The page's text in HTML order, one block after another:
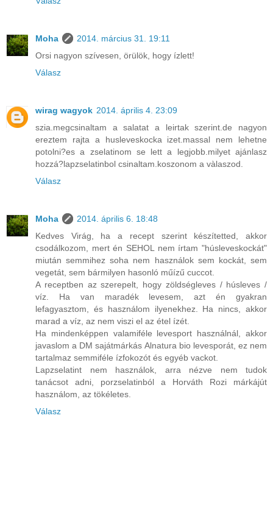
Moha
2014. március 31. 19:11
Orsi nagyon szívesen, örülök, hogy ízlett!
Válasz
wirag wagyok 2014. április 4. 23:09
szia.megcsinaltam a salatat a leirtak szerint.de nagyon
ereztem rajta a husleveskocka izet.massal nem lehetne
potolni?es a zselatinom se lett a legjobb.milyet ajánlasz
hozzá?lapzselatinbol csinaltam.koszonom a vàlaszod.
Válasz
Moha
2014. április 6. 18:48
Kedves Virág, ha a recept szerint készítetted, akkor
csodálkozom, mert én SEHOL nem írtam "húsleveskockát"
miután semmihez soha nem használok sem kockát, sem
vegetát, sem bármilyen hasonló műízű cuccot.
A receptben az szerepelt, hogy zöldségleves / húsleves /
víz. Ha van maradék levesem, azt én gyakran
lefagyasztom, és használom ilyenekhez. Ha nincs, akkor
marad a víz, az nem viszi el az étel ízét.
Ha mindenképpen valamiféle levesport használnál, akkor
javaslom a DM sajátmárkás Alnatura bio levesporát, ez nem
tartalmaz semmiféle ízfokozót és egyéb vackot.
Lapzselatint nem használok, arra nézve nem tudok
tanácsot adni, porzselatinból a Horváth Rozi márkájút
használom, az tökéletes.
Válasz